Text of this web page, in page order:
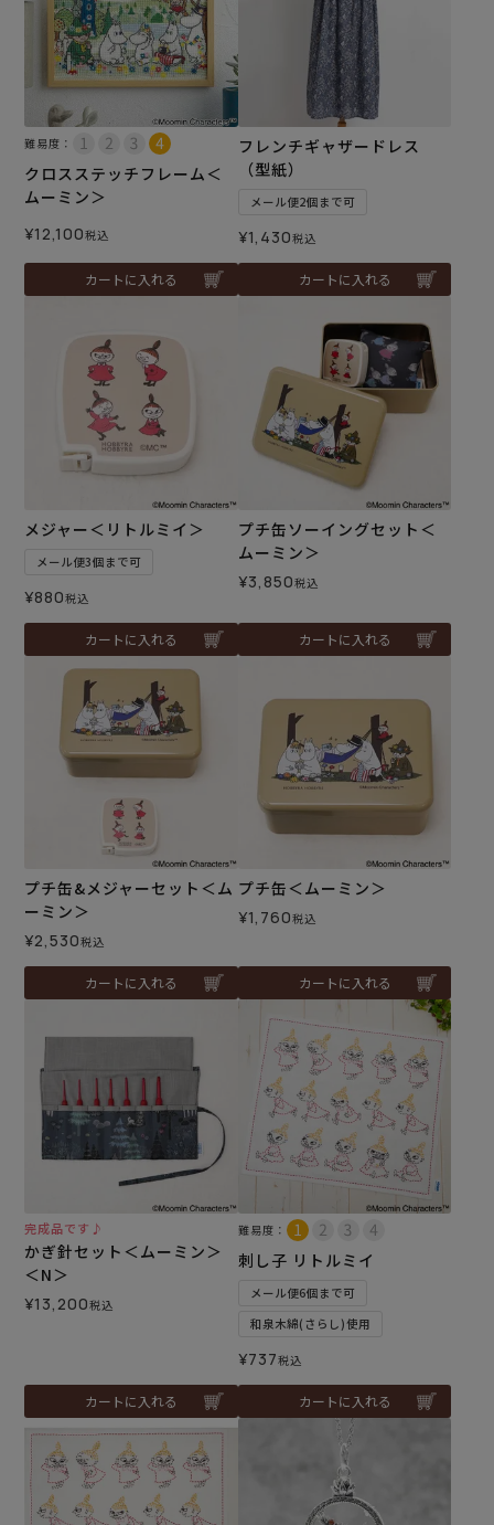
難易度：
クロスステッチフレーム＜
ムーミン＞
¥12,100税込
カートに入れる
フレンチギャザードレス
（型紙）
メール便2個まで可
¥1,430税込
カートに入れる
メジャー＜リトルミイ＞
メール便3個まで可
¥880税込
カートに入れる
プチ缶ソーイングセット＜
ムーミン＞
¥3,850税込
カートに入れる
プチ缶&メジャーセット＜ム
ーミン＞
¥2,530税込
カートに入れる
プチ缶＜ムーミン＞
¥1,760税込
カートに入れる
完成品です♪
かぎ針セット＜ムーミン＞
＜N＞
¥13,200税込
カートに入れる
難易度：
刺し子 リトルミイ
メール便6個まで可
和泉木綿(さらし)使用
¥737税込
カートに入れる